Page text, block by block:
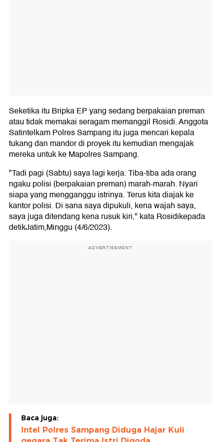
Seketika itu Bripka EP yang sedang berpakaian preman
atau tidak memakai seragam memanggil Rosidi. Anggota
Satintelkam Polres Sampang itu juga mencari kepala
tukang dan mandor di proyek itu kemudian mengajak
mereka untuk ke Mapolres Sampang.
"Tadi pagi (Sabtu) saya lagi kerja. Tiba-tiba ada orang
ngaku polisi (berpakaian preman) marah-marah. Nyari
siapa yang mengganggu istrinya. Terus kita diajak ke
kantor polisi. Di sana saya dipukuli, kena wajah saya,
saya juga ditendang kena rusuk kiri," kata Rosidikepada
detikJatim,Minggu (4/6/2023).
ADVERTISEMENT
Baca juga:
Intel Polres Sampang Diduga Hajar Kuli